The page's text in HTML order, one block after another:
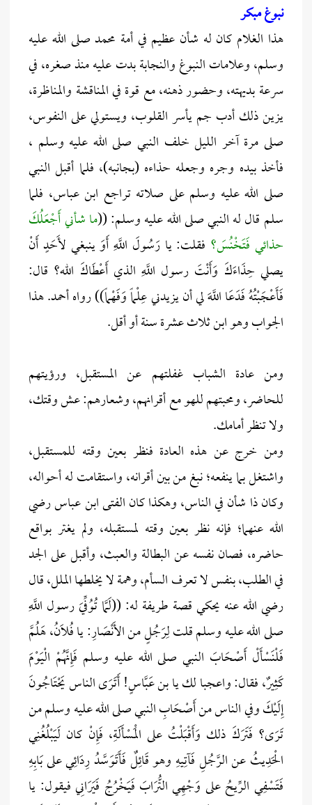
نبوغ مبكر
هذا الغلام كان له شأن عظيم في أمة محمد صلى الله عليه
وسلم، وعلامات النبوغ والنجابة بدت عليه منذ صغره، في
سرعة بديهته، وحضور ذهنه، مع قوة في المناقشة والمناظرة،
يزين ذلك أدب جم يأسر القلوب، ويستولي على النفوس،
صلى مرة آخر الليل خلف النبي صلى الله عليه وسلم ،
فأخذ بيده وجره وجعله حذاءه (بجانبه)، فلما أقبل النبي
صلى الله عليه وسلم على صلاته تراجع ابن عباس، فلما
سلم قال له النبي صلى الله عليه وسلم: ((ما شأني أَجْعَلُكَ
حذائي فَتَخْنُسَ؟ فقلت: يا رَسُولَ اللَّهِ أَوَ ينبغي لأَحَدٍ أَنْ
يصلي حِذَاءَكَ وَأَنْتَ رسول اللَّهِ الذي أَعْطَاكَ الله؟ قال:
فَأَعْجَبْتُهُ فَدَعَا اللَّهَ لي أن يزيدني عِلْماً وَفَهْماً)) رواه أحمد. هذا
الجواب وهو ابن ثلاث عشرة سنة أو أقل.
ومن عادة الشباب غفلتهم عن المستقبل، ورؤيتهم
للحاضر، ومحبتهم للهو مع أقرانهم، وشعارهم: عش وقتك،
ولا تنظر أمامك.
ومن خرج عن هذه العادة فنظر بعين وقته للمستقبل،
واشتغل بما ينفعه؛ نبغ من بين أقرانه، واستقامت له أحواله،
وكان ذا شأن في الناس، وهكذا كان الفتى ابن عباس رضي
الله عنهما؛ فإنه نظر بعين وقته لمستقبله، ولم يغتر بواقع
حاضره، فصان نفسه عن البطالة والعبث، وأقبل على الجد
في الطلب، بنفس لا تعرف السأم، وهمة لا يخلطها الملل، قال
رضي الله عنه يحكي قصة طريفة له: ((لَمَّا تُوُفِّيَ رسول اللَّهِ
صلى الله عليه وسلم قلت لِرَجُلٍ من الأَنْصَارِ: يا فُلَانُ، هَلُمَّ
فَلْنَسْأَلْ أَصْحَابَ النبي صلى الله عليه وسلم فَإِنَّهُمْ الْيَوْمَ
كَثِيرٌ، فقال: واعجبا لك يا بن عَبَّاسٍ! أَتَرَى الناس يَحْتَاجُونَ
إِلَيْكَ وفي الناس من أَصْحَابِ النبي صلى الله عليه وسلم من
تَرَى؟ فَتَرَكَ ذلك وَأَقْبَلْتُ على الْمَسْأَلَةِ، فَإِنْ كان لَيَبْلُغُنِي
الْحَدِيثُ عن الرَّجُلِ فَآتِيهِ وهو قَائِلٌ فَأَتَوَسَّدُ رِدَائِي على بَابِهِ
فَتَسْفِي الرِّيحُ على وَجْهِي التُّرَابَ فَيَخْرُجُ فَيَرَانِي فيقول: يا